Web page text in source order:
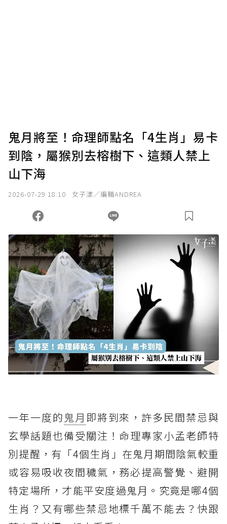
確認送出
您當前剩餘 U 利點數：0點；前往 購買點數
鬼月將至！命理師點名「4生肖」易卡
到陰，屬猴別去榕樹下、這類人禁上
山下海
2026-07-29 18:10 女子漾／編輯ANDREA
一年一度的鬼月 即將到來，許多民間禁忌與
玄學話題也備受關注！命理專家小孟老師特
別提醒，有「4個生肖」在鬼月期間陰氣較重
或容易吸收夜間穢氣，務必提高警覺、避開
特定場所，才能平安度過鬼月。究竟是哪4個
生肖？又有哪些禁忌地標千萬不能去？快跟